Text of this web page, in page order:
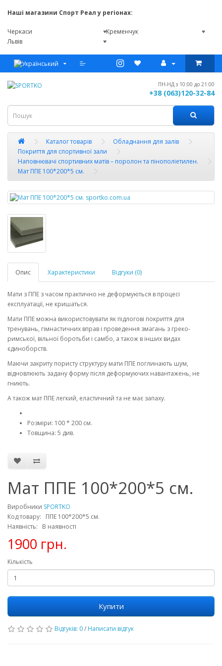
Наші магазини Спорт Реал у регіонах:
Черкаси
Кременчук
Львів
ПН-НД з 10:00 до 21:00
+38 (063)120-32-84
Каталог товарів
Обладнання для залів
Покриття для спортивної зали
Наповнювачі спортивних матів – поролон та пінополіетилен.
Мат ППЕ 100*200*5 см.
Опис Характеристики Відгуки (0)
Мати з ППЕ з часом практично не деформуються в процесі
експлуатації, не кришаться.
Мати ППЕ можна використовувати як підлогові покриття для
тренувань, гімнастичних вправ і проведення змагань з греко-
римської, вільної боротьби і самбо, а також в інших видах
єдиноборств.
Маючи закриту пористу структуру мати ППЕ поглинають шум,
відновлюють задану форму після деформуючих навантажень, не
гниють.
А також мат ППЕ легкий, еластичний та не має запаху.
Розміри: 100 * 200 см.
Товщина: 5 див.
Мат ППЕ 100*200*5 см.
Виробники SPORTKO
Код товару: ППЕ 100*200*5 см.
Наявність: В наявності
1900 грн.
Кількість
Купити
Відгуків: 0/ Написати відгук